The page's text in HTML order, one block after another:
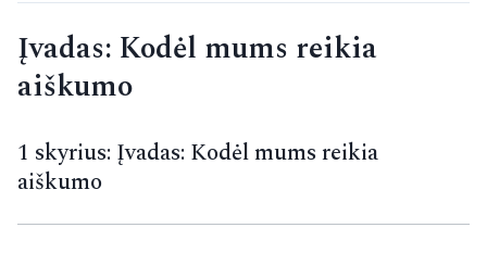
Įvadas: Kodėl mums reikia
aiškumo
1 skyrius: Įvadas: Kodėl mums reikia
aiškumo